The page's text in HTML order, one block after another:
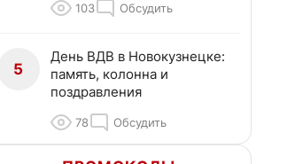
103 Обсудить
5
День ВДВ в Новокузнецке:
память, колонна и
поздравления
78 Обсудить